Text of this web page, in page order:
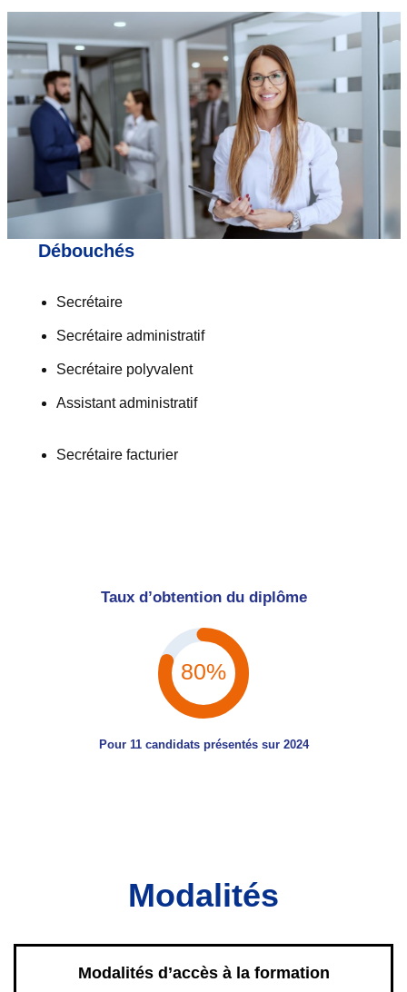
Débouchés
Secrétaire
Secrétaire administratif
Secrétaire polyvalent
Assistant administratif
Secrétaire facturier
Taux d’obtention du diplôme
82%
Pour 11 candidats présentés sur 2024
Modalités
Modalités d’accès à la formation